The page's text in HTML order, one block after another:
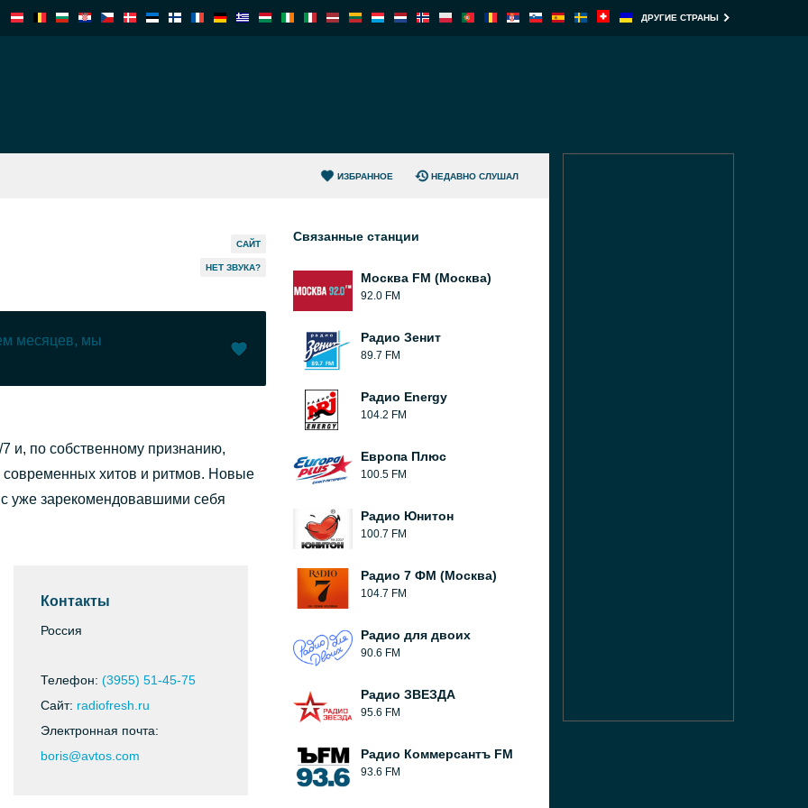
ДРУГИЕ СТРАНЫ
ИЗБРАННОЕ НЕДАВНО СЛУШАЛ
САЙТ
HЕТ ЗВУКА?
месяцев, мы
и, по собственному признанию,
современных хитов и ритмов. Новые
уже зарекомендовавшими себя
Контакты
Россия
Телефон: (3955) 51-45-75
Сайт: radiofresh.ru
Электронная почта:
boris@avtos.com
Связанные станции
Москва FM (Москва)
92.0 FM
Радио Зенит
89.7 FM
Радио Energy
104.2 FM
Европа Плюс
100.5 FM
Радио Юнитон
100.7 FM
Радио 7 ФМ (Москва)
104.7 FM
Радио для двоих
90.6 FM
Радио ЗВЕЗДА
95.6 FM
Радио Коммерсантъ FM
93.6 FM